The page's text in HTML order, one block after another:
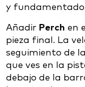
y
Añadir Perch en
pieza final. La
seguimiento de
que ves en la
debajo de la